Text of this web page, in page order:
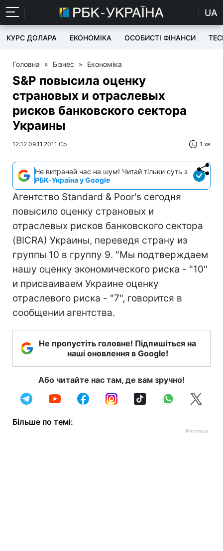
UA
КУРС ДОЛАРА ЕКОНОМІКА ОСОБИСТІ ФІНАНСИ
Головна » Бізнес » Економіка
S&P повысила оценку
страновых и отраслевых
рисков банковского сектора
Украины
12:12 09.11.2011 Ср 1 хв
Не витрачай час на шум! Читай тільки суть з
РБК-Україна у Google
Агентство Standard & Poor's сегодня
повысило оценку страновых и
отраслевых рисков банковского сектора
(BICRA) Украины, переведя страну из
группы 10 в группу 9. "Мы подтверждаем
нашу оценку экономического риска - "10"
и присваиваем Украине оценку
отраслевого риска - "7", говорится в
сообщении агентства.
Не пропустіть головне! Підпишіться на
наші оновлення в Google!
Або читайте нас там, де вам зручно!
Більше по темі: